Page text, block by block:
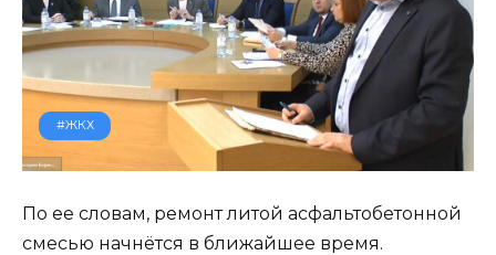
#ЖКХ
По ее словам, ремонт литой асфальтобетонной
смесью начнётся в ближайшее время.